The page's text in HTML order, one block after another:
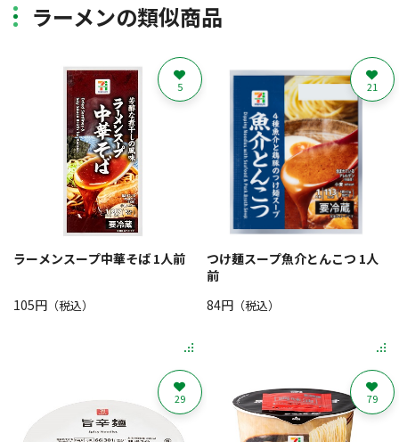
ラーメンの類似商品
ラーメンスープ中華そば 1人前
105円 （税込）
5
つけ麺スープ魚介とんこつ 1人
前
84円（税込）
21
29 79